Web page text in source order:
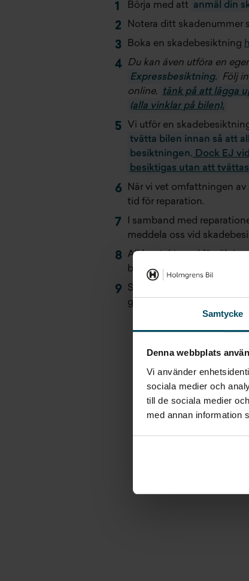
Samtycke
Denna webbplats
Vi använder
sociala medier och
till de sociala medier
med annan information
Börja med att anmäl din
Notera ditt skadenummer
Boka en skadebesiktning
Du kan även utföra en
Expressbesiktning.
Följ
online,
tänk på att lägga
(alla vinklar på bilen).
Vi utför en
tvätta bilen innan så att
besiktningen. Dock EJ
besiktigas utan att
När vi vet omfattningen
tid för reparation.
I samband med
meddela oss vid
All kontakt med
bilen är klar får du ett
Skadan är nu reparerad
garantier och villkor för din